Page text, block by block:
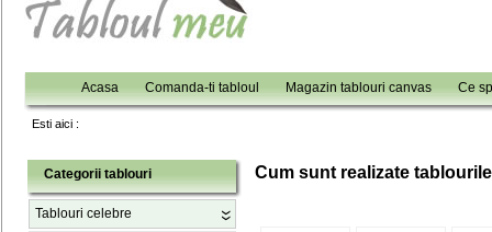
Acasa Comanda-ti tabloul Magazin tablouri canvas Ce
Esti aici :
Categorii tablouri
Tablouri celebre
Cum sunt realizate